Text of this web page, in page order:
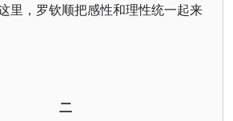
里，罗钦顺把感性和理性统一起来
二